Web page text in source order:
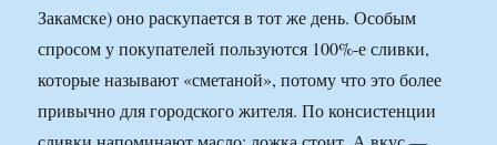
Закамске) оно раскупается в тот же день. Особым
спросом у покупателей пользуются 100%-е сливки,
которые называют «сметаной», потому что это более
привычно для городского жителя. По консистенции